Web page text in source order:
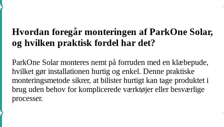
Hvordan foregår monteringen af ParkOne Solar,
og hvilken praktisk fordel har det?
ParkOne Solar monteres nemt på forruden med en klæbepude,
hvilket gør installationen hurtig og enkel. Denne praktiske
monteringsmetode sikrer, at bilister hurtigt kan tage produktet i
brug uden behov for komplicerede værktøjer eller besværlige
processer.